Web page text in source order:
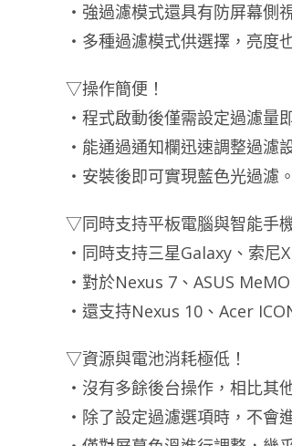
・強過濾模式還具有防屏幕側
・多種過濾模式供選擇，亮度
▽操作簡便！
・程式啟動後僅需設定過濾量
・能通過通知欄迅速調整過濾
・安裝後即可實現藍色光過濾。
▽同時支持平板電腦與智能手
・同時支持三星Galaxy、索
・對於Nexus 7、ASUS
・還支持Nexus 10、Acer
▽資源與電池消耗極低！
・沒有多餘後台操作，相比其
・除了設定過濾選項時，不會